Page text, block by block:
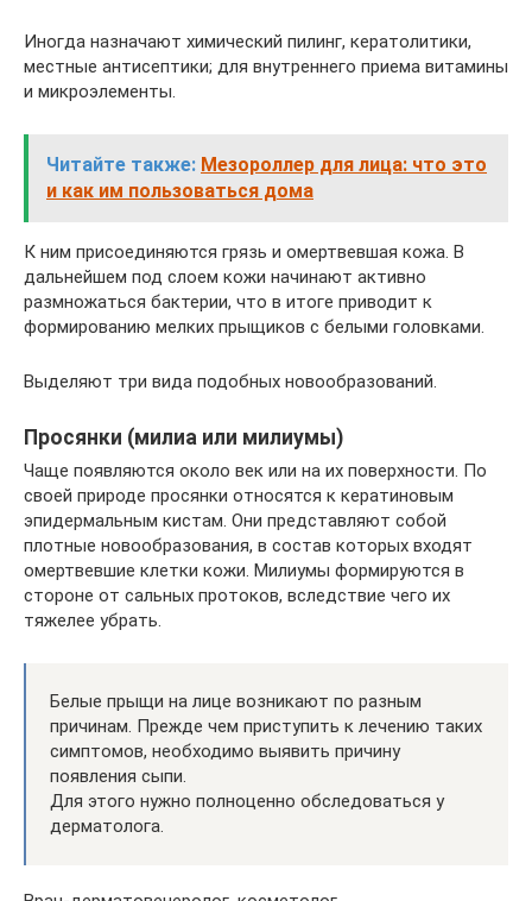
Иногда назначают химический пилинг, кератолитики,
местные антисептики; для внутреннего приема витамины
и микроэлементы.
Читайте также: Мезороллер для лица: что это
и как им пользоваться дома
К ним присоединяются грязь и омертвевшая кожа. В
дальнейшем под слоем кожи начинают активно
размножаться бактерии, что в итоге приводит к
формированию мелких прыщиков с белыми головками.
Выделяют три вида подобных новообразований.
Просянки (милиа или милиумы)
Чаще появляются около век или на их поверхности. По
своей природе просянки относятся к кератиновым
эпидермальным кистам. Они представляют собой
плотные новообразования, в состав которых входят
омертвевшие клетки кожи. Милиумы формируются в
стороне от сальных протоков, вследствие чего их
тяжелее убрать.
Белые прыщи на лице возникают по разным
причинам. Прежде чем приступить к лечению таких
симптомов, необходимо выявить причину
появления сыпи.
Для этого нужно полноценно обследоваться у
дерматолога.